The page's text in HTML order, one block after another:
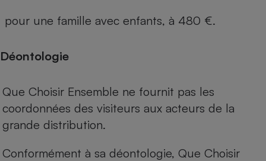
pour une famille avec enfants, à 480 €.
Déontologie
Que Choisir Ensemble ne fournit pas les
coordonnées des visiteurs aux acteurs de la
grande distribution.
Conformément à sa déontologie, Que Choisir